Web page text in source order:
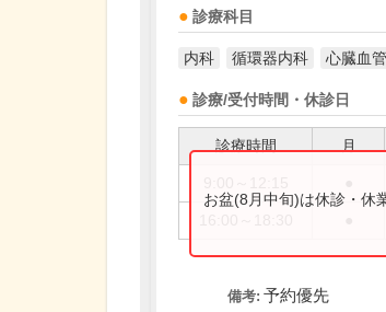
診療科目
内科 循環器内科 心臓血
診療/受付時間・休診日
診療時間 月
お盆(8月中旬)は休診・休
備考: 予約優先